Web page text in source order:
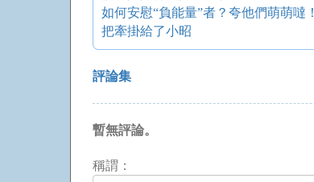
如何安慰“負能量”者？夸他們萌萌噠！
把牽掛給了小昭
評論集
暫無評論。
稱謂：